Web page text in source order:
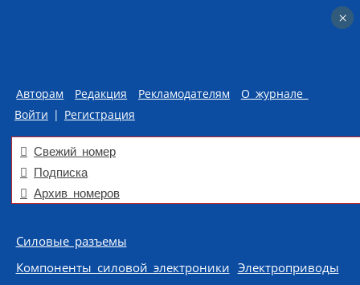
Авторам Редакция Рекламодателям
О журнале
Войти | Регистрация
Свежий номер
Подписка
Архив номеров
Skip to content
Силовые разъемы
Компоненты силовой электроники Электроприводы
×
×